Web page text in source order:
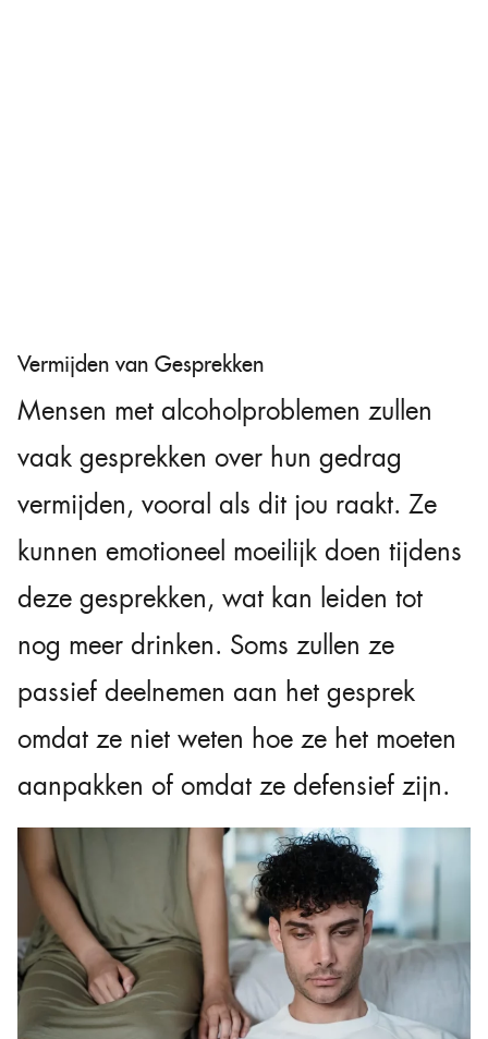
Vermijden van Gesprekken
Mensen met alcoholproblemen zullen
vaak gesprekken over hun gedrag
vermijden, vooral als dit jou raakt. Ze
kunnen emotioneel moeilijk doen tijdens
deze gesprekken, wat kan leiden tot
nog meer drinken. Soms zullen ze
passief deelnemen aan het gesprek
omdat ze niet weten hoe ze het moeten
aanpakken of omdat ze defensief zijn.